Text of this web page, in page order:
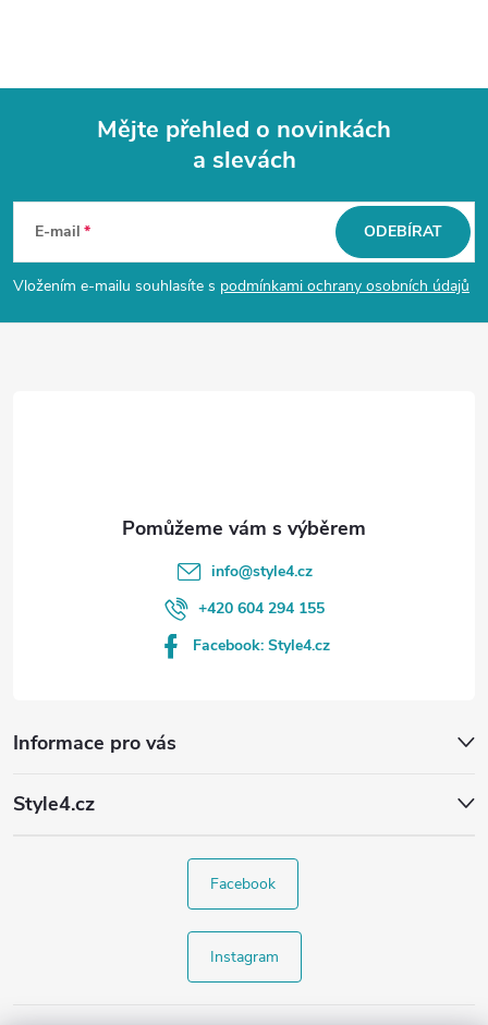
p
a
Mějte přehled o novinkách
a slevách
E-mail
Vložením e-mailu souhlasíte s podmínkami ochrany osobních údajů
ODEBÍRAT
Informace pro vás
Style4.cz
info@style4.cz
+420 604 294 155
Facebook: Style4.cz
Facebook
Instagram